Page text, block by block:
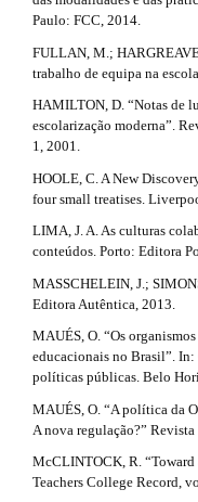
m
s
.
b
o
o
s
t
r
3
.
s
s
b
l
#
l
e
.
d
e
t
a
i
l
s
#
#
Paulo: FCC, 2014.
FULLAN, M.;
trabalho de equipa na
HAMILTON, D. “Notas de
escolarização moderna”.
1, 2001.
HOOLE, C. A New
four small treatises.
LIMA, J. A. As culturas
conteúdos. Porto: Editora
MASSCHELEIN, J.;
Editora Autêntica, 2013.
MAUÉS, O. “Os
educacionais no Brasil”.
políticas públicas. Belo
MAUÉS, O. “A política da
A nova regulação?”
McCLINTOCK, R.
Teachers College Record,